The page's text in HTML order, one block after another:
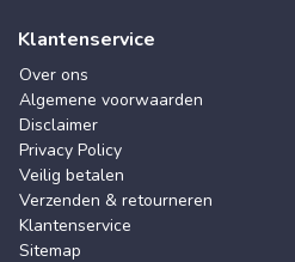
Klantenservice
Over ons
Algemene voorwaarden
Disclaimer
Privacy Policy
Veilig betalen
Verzenden & retourneren
Klantenservice
Sitemap